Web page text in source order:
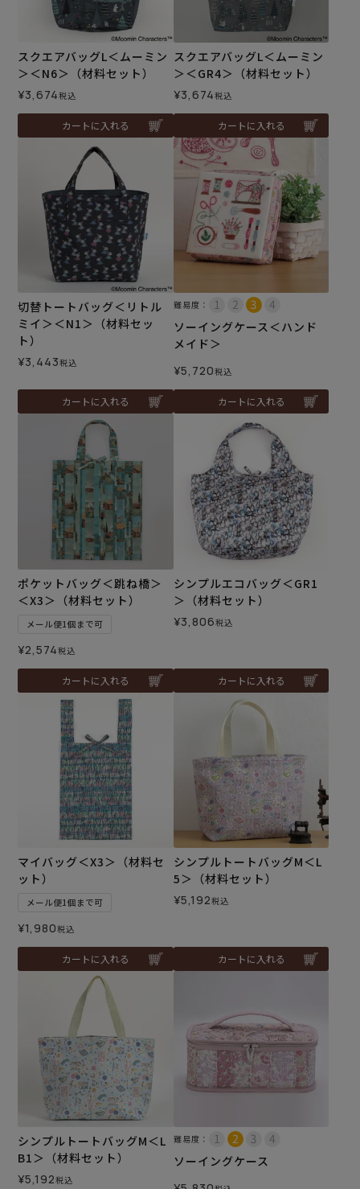
スクエアバッグL＜ムーミン
＞＜N6＞（材料セット）
¥3,674税込
カートに入れる
スクエアバッグL＜ムーミン
＞＜GR4＞（材料セット）
¥3,674税込
カートに入れる
切替トートバッグ＜リトル
ミイ＞＜N1＞（材料セッ
ト）
¥3,443税込
カートに入れる
難易度：
ソーイングケース＜ハンド
メイド＞
¥5,720税込
カートに入れる
ポケットバッグ＜跳ね橋＞
＜X3＞（材料セット）
メール便1個まで可
¥2,574税込
カートに入れる
シンプルエコバッグ＜GR1
＞（材料セット）
¥3,806税込
カートに入れる
マイバッグ＜X3＞（材料セ
ット）
メール便1個まで可
¥1,980税込
カートに入れる
シンプルトートバッグM＜L
5＞（材料セット）
¥5,192税込
カートに入れる
シンプルトートバッグM＜L
B1＞（材料セット）
¥5,192税込
難易度：
ソーイングケース